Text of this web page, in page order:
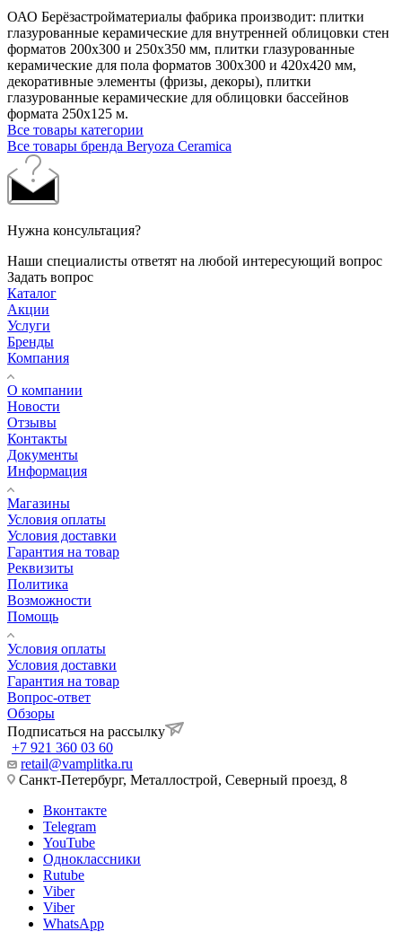
ОАО Берёзастройматериалы фабрика производит: плитки
глазурованные керамические для внутренней облицовки стен
форматов 200х300 и 250х350 мм, плитки глазурованные
керамические для пола форматов 300х300 и 420х420 мм,
декоративные элементы (фризы, декоры), плитки
глазурованные керамические для облицовки бассейнов
формата 250х125 м.
Все товары категории
Все товары бренда Beryoza Ceramica
Нужна консультация?
Наши специалисты ответят на любой интересующий вопрос
Задать вопрос
Каталог
Акции
Услуги
Бренды
Компания
О компании
Новости
Отзывы
Контакты
Документы
Информация
Магазины
Условия оплаты
Условия доставки
Гарантия на товар
Реквизиты
Политика
Возможности
Помощь
Условия оплаты
Условия доставки
Гарантия на товар
Вопрос-ответ
Обзоры
Подписаться на рассылку
+7 921 360 03 60
retail@vamplitka.ru
Санкт-Петербург, Металлострой, Северный проезд, 8
Вконтакте
Telegram
YouTube
Одноклассники
Rutube
Viber
Viber
WhatsApp